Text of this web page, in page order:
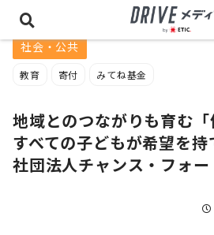
社会・公共
教育 寄付 みてね基金
地域とのつながりも育む
すべての子どもが希望を
社団法人チャンス・フォ